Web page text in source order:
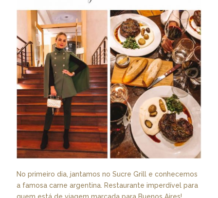
No primeiro dia, jantamos no Sucre Grill e conhecemos
a famosa carne argentina. Restaurante imperdível para